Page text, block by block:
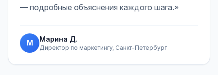
— подробные объяснения каждого шага.»
М Марина Д.
Директор по маркетингу, Санкт-Петербург